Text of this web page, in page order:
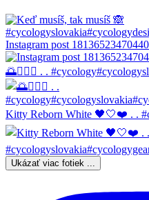
Instagram post
🌅🚴🏼‍♀️ . .
Kitty Reborn White 🖤🤍❤️ . .
Ukázať viac fotiek ...